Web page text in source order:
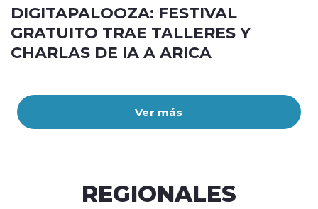
Ver más
DIGITAPALOOZA: FESTIVAL
GRATUITO TRAE TALLERES Y
CHARLAS DE IA A ARICA
REGIONALES